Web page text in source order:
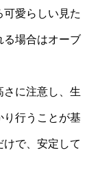
愛らしい見た
る場合はオーブ
さに注意し、生
り行うことが基
で、安定して